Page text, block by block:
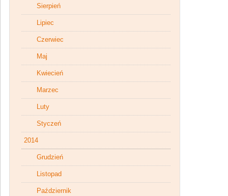
Sierpień
Lipiec
Czerwiec
Maj
Kwiecień
Marzec
Luty
Styczeń
2014
Grudzień
Listopad
Październik